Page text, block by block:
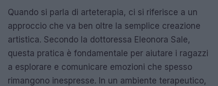
Quando si parla di arteterapia, ci si riferisce a un
approccio che va ben oltre la semplice creazione
artistica. Secondo la dottoressa Eleonora Sale,
questa pratica è fondamentale per aiutare i ragazzi
a esplorare e comunicare emozioni che spesso
rimangono inespresse. In un ambiente terapeutico,